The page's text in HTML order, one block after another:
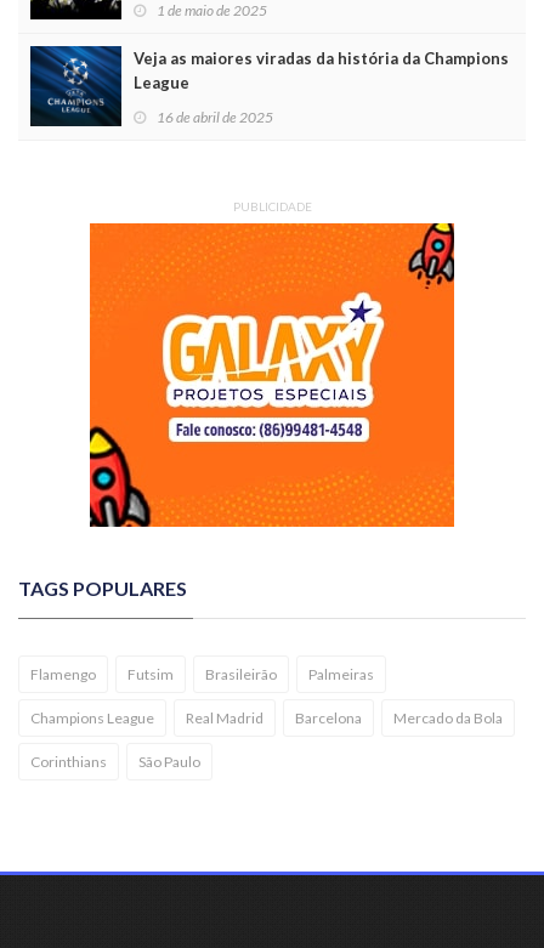
1 de maio de 2025
Veja as maiores viradas da história da Champions
League
16 de abril de 2025
PUBLICIDADE
TAGS POPULARES
Flamengo Futsim Brasileirão Palmeiras
Champions League Real Madrid Barcelona Mercado da Bola
Corinthians São Paulo